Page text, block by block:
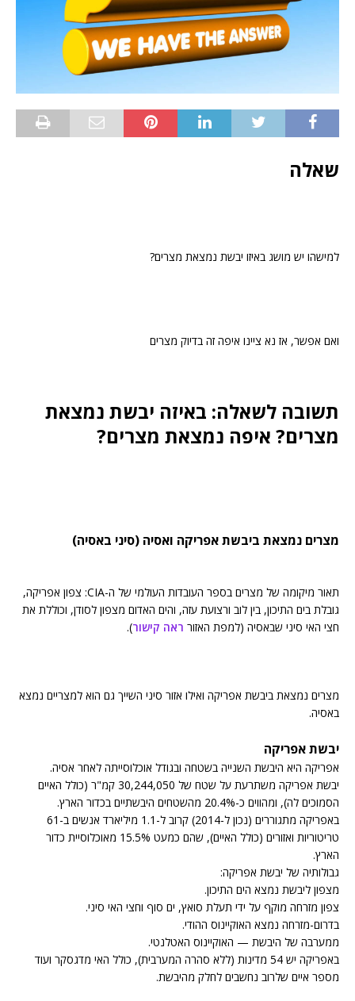
שאלה
למישהו יש מושג באיזו יבשת נמצאת מצרים?
ואם אפשר, אז נא ציינו איפה זה בדיוק מצרים
תשובה לשאלה: באיזה יבשת נמצאת
מצרים? איפה נמצאת מצרים?
מצרים נמצאת ביבשת אפריקה ואסיה (סיני באסיה)
תאור מיקומה של מצרים בספר העובדות העולמי של ה-CIA: צפון אפריקה,
גובלת בים התיכון, בין לוב ורצועת עזה, והים האדום מצפון לסודן, וכוללת את
חצי האי סיני שבאסיה (למפת האזור ראה קישור).
מצרים נמצאת ביבשת אפריקה ואילו אזור סיני השייך גם הוא למצריים נמצא
באסיה.
יבשת אפריקה
אפריקה היא היבשת השנייה בשטחה ובגודל אוכלוסייתה לאחר אסיה.
יבשת אפריקה משתרעת על שטח של 30,244,050 קמ"ר (כולל האיים
הסמוכים לה), ומהווים כ-20.4% מהשטחים היבשתיים בכדור הארץ.
באפריקה מתגוררים (נכון ל-2014) קרוב ל-1.1 מיליארד אנשים ב-61
טריטוריות ואזורים (כולל האיים), שהם כמעט 15.5% מאוכלוסיית כדור
הארץ.
גבולותיה של יבשת אפריקה:
מצפון ליבשת נמצא הים התיכון.
צפון מזרחה מוקף על ידי תעלת סואץ, ים סוף וחצי האי סיני.
בדרום-מזרחה נמצא האוקיינוס ההודי.
ממערבה של היבשת — האוקיינוס האטלנטי.
באפריקה יש 54 מדינות (ללא סהרה המערבית), כולל האי מדגסקר ועוד
מספר איים שלרוב נחשבים לחלק מהיבשת.